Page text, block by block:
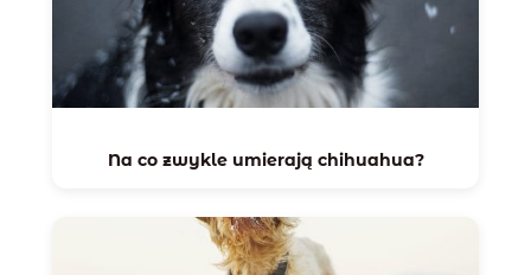
Na co zwykle umierają chihuahua?